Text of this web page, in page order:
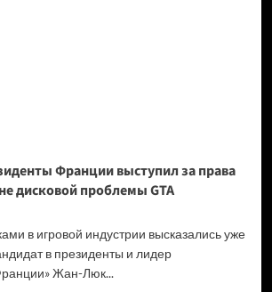
Франции выступил за права
дисковой проблемы GTA
в игровой индустрии высказались уже
в президенты и лидер
Жан-Люк...